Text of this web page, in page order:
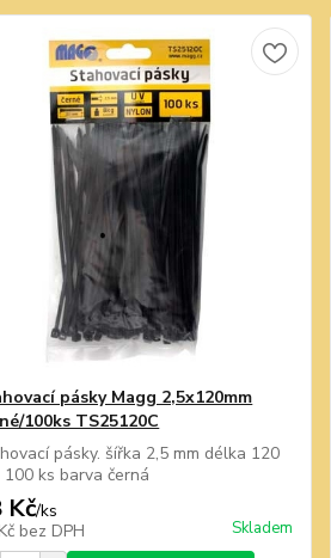
pásky Magg 2,5x120mm
100ks TS25120C
pásky. šířka 2,5 mm délka 120
100 ks barva černá
Kč/ks
bez DPH Skladem